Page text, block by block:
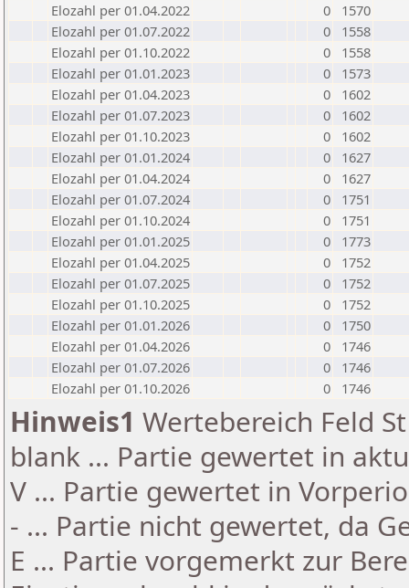
Elozahl per 01.04.2022
0
1570
Elozahl per 01.07.2022
0
1558
Elozahl per 01.10.2022
0
1558
Elozahl per 01.01.2023
0
1573
Elozahl per 01.04.2023
0
1602
Elozahl per 01.07.2023
0
1602
Elozahl per 01.10.2023
0
1602
Elozahl per 01.01.2024
0
1627
Elozahl per 01.04.2024
0
1627
Elozahl per 01.07.2024
0
1751
Elozahl per 01.10.2024
0
1751
Elozahl per 01.01.2025
0
1773
Elozahl per 01.04.2025
0
1752
Elozahl per 01.07.2025
0
1752
Elozahl per 01.10.2025
0
1752
Elozahl per 01.01.2026
0
1750
Elozahl per 01.04.2026
0
1746
Elozahl per 01.07.2026
0
1746
Elozahl per 01.10.2026
0 1746
Hinweis1 Wertebereich Feld
blank ... Partie gewertet in
V ... Partie gewertet in
- ... Partie nicht gewertet, da
E ... Partie vorgemerkt zur